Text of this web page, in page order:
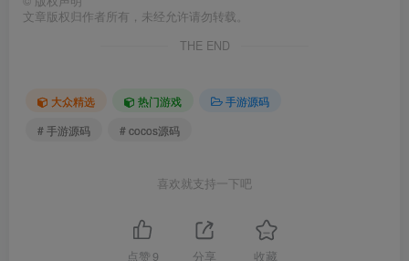
文章版权归作者所有，未经允许请勿转载。
THE END
大众精选 热门游戏
手游源码
# 手游源码
# cocos源码
喜欢就支持一下吧
点赞 9 分享 收藏